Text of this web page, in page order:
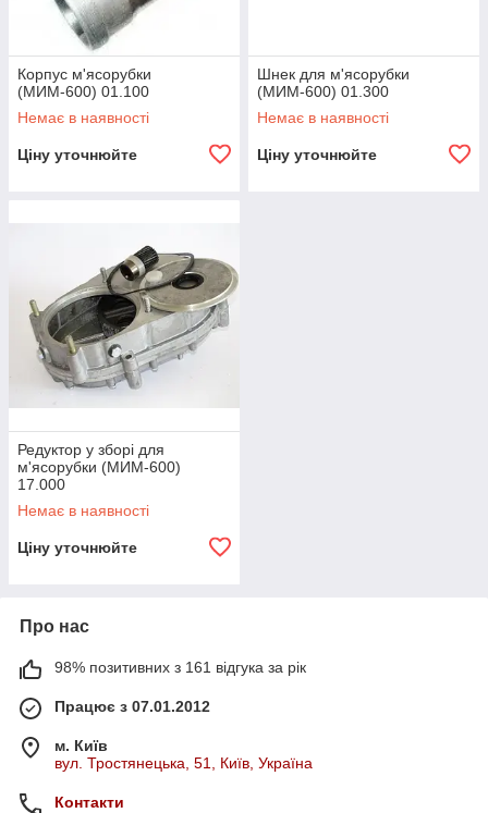
Корпус м'ясорубки
(МИМ-600) 01.100
Немає в наявності
Ціну уточнюйте
Шнек для м'ясорубки
(МИМ-600) 01.300
Немає в наявності
Ціну уточнюйте
Редуктор у зборі для
м'ясорубки (МИМ-600)
17.000
Немає в наявності
Ціну уточнюйте
Про нас
98% позитивних з 161 відгука за рік
Працює з 07.01.2012
м. Київ
вул. Тростянецька, 51, Київ, Україна
Контакти